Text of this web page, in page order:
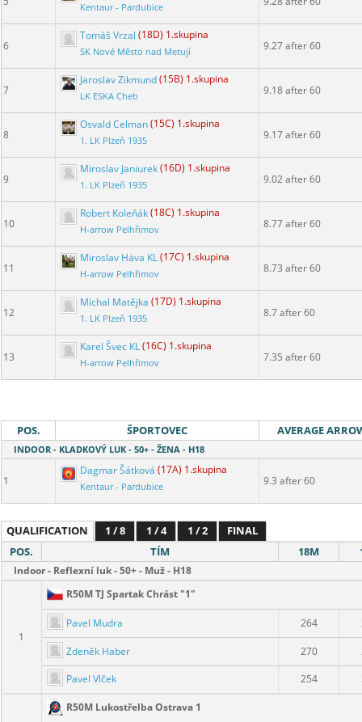
Kentaur - Pardubice
6
Tomáš Vrzal (18D) 1.skupina
SK Nové Město nad Metují 9.27 after 60
7
Jaroslav Zikmund(15B) 1.skupina
LK ESKA Cheb 9.18 after 60
8
Osvald Celman(15C) 1.skupina
1. LK Plzeň 1935 9.17 after 60
9
Miroslav Janiurek(16D) 1.skupina
1. LK Plzeň 1935 9.02 after 60
10
Robert Koleňák(18C) 1.skupina
H-arrow Pelhřimov 8.77 after 60
11
Miroslav Háva KL(17C) 1.skupina
H-arrow Pelhřimov 8.73 after 60
12
Michal Matějka (17D) 1.skupina
1. LK Plzeň 1935 8.7 after 60
13
Karel Švec KL(16C) 1.skupina
H-arrow Pelhřimov 7.35 after 60
POS. ŠPORTOVEC AVERAGE
INDOOR - KLADKOVÝ LUK - 50+ - ŽENA - H18
1
Dagmar Šátková (17A) 1.skupina
Kentaur - Pardubice 9.3 after 60
QUALIFICATION 1 / 8 1 / 4 1 / 2
FINAL
POS.
TÍM 18M
Indoor - Reflexní luk - 50+ - Muž - H18
1
R50M TJ Spartak Chrást "1"
Pavel Mudra 264
Zdeněk Haber 270
Pavel Vlček
254
R50M Lukostřelba Ostrava 1